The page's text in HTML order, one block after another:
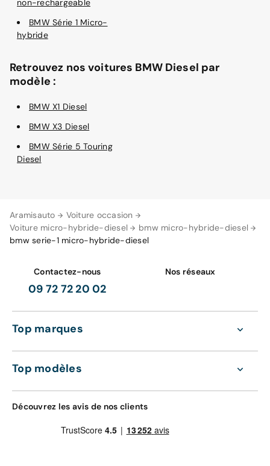
Aramisauto
Voiture occasion
Voiture micro-hybride-diesel
bmw micro-hybride-diesel
bmw serie-1 micro-hybride-diesel
non-rechargeable
BMW Série 1 Micro-
hybride
Retrouvez nos voitures BMW Diesel par
modèle :
BMW X1 Diesel
BMW X3 Diesel
BMW Série 5 Touring
Diesel
Contactez-nous
09 72 72 20 02
Nos réseaux
Top marques
Top modèles
Découvrez les avis de nos clients